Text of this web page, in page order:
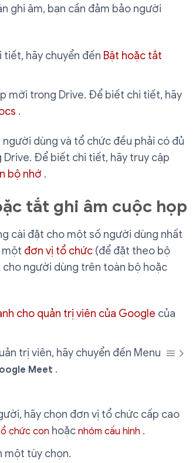
ghi âm, bạn cần đảm bảo người
hãy chuyển đến Bật hoặc tắt
mới trong Drive. Để biết chi tiết, hãy
.
dùng và tổ chức đều phải có đủ
Để biết chi tiết, hãy truy cập
bộ nhớ .
tắt ghi âm cuộc họp
cài đặt cho một số người dùng nhất
một đơn vị tổ chức(để đặt theo bộ
cho người dùng trên toàn bộ hoặc
cho quản trị viên của Google của
trị viên, hãy chuyển đến Menu
Meet .
hãy chọn đơn vị tổ chức cấp cao
chức con hoặc nhóm cấu hình .
một tùy chọn.